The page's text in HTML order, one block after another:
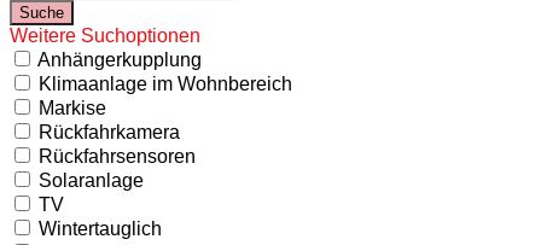
Weitere Suchoptionen
Anhängerkupplung
Klimaanlage im Wohnbereich
Markise
Rückfahrkamera
Rückfahrsensoren
Solaranlage
TV
Wintertauglich